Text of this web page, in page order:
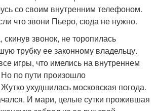
со своим внутренним телефоном.
что звони Пьеро, сюда не нужно.
звонок, не торопилась
трубку ее законному владельцу.
игры, что имелись на внутреннем
по пути произошло
ухудшилась московская погода.
И мари, целые сутки прожившая